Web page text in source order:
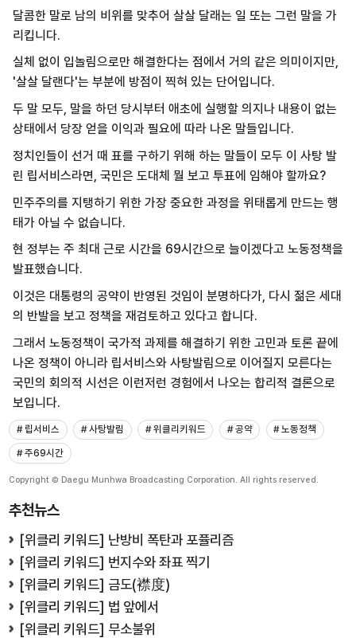
달콤한 말로 남의 비위를 맞추어 살살 달래는 일 또는 그런 말을 가
리킵니다.
실체 없이 입놀림으로만 해결한다는 점에서 거의 같은 의미이지만,
'살살 달랜다'는 부분에 방점이 찍혀 있는 단어입니다.
두 말 모두, 말을 하던 당시부터 애초에 실행할 의지나 내용이 없는
상태에서 당장 얻을 이익과 필요에 따라 나온 말들입니다.
정치인들이 선거 때 표를 구하기 위해 하는 말들이 모두 이 사탕 발
린 립서비스라면, 국민은 도대체 뭘 보고 투표에 임해야 할까요?
민주주의를 지탱하기 위한 가장 중요한 과정을 위태롭게 만드는 행
태가 아닐 수 없습니다.
현 정부는 주 최대 근로 시간을 69시간으로 늘이겠다고 노동정책을
발표했습니다.
이것은 대통령의 공약이 반영된 것임이 분명하다가, 다시 젊은 세대
의 반발을 보고 정책을 재검토하고 있다고 합니다.
그래서 노동정책이 국가적 과제를 해결하기 위한 고민과 토론 끝에
나온 정책이 아니라 립서비스와 사탕발림으로 이어질지 모른다는
국민의 회의적 시선은 이런저런 경험에서 나오는 합리적 결론으로
보입니다.
# 립서비스 # 사탕발림 # 위클리키워드 # 공약
# 노동정책
# 주69시간
Copyright © Daegu Munhwa Broadcasting Corporation. All rights reserved.
추천뉴스
[위클리 키워드] 난방비 폭탄과 포퓰리즘
[위클리 키워드] 번지수와 좌표 찍기
[위클리 키워드] 금도(襟度)
[위클리 키워드] 법 앞에서
[위클리 키워드] 무소불위